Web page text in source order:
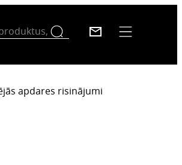
apdares risinājumi